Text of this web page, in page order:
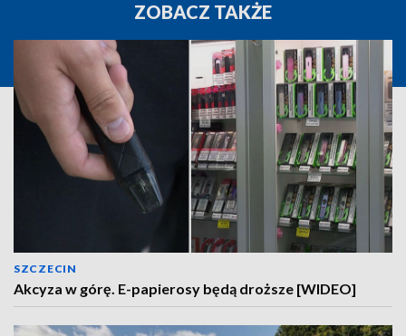
ZOBACZ TAKŻE
SZCZECIN
Akcyza w górę. E-papierosy będą droższe [WIDEO]